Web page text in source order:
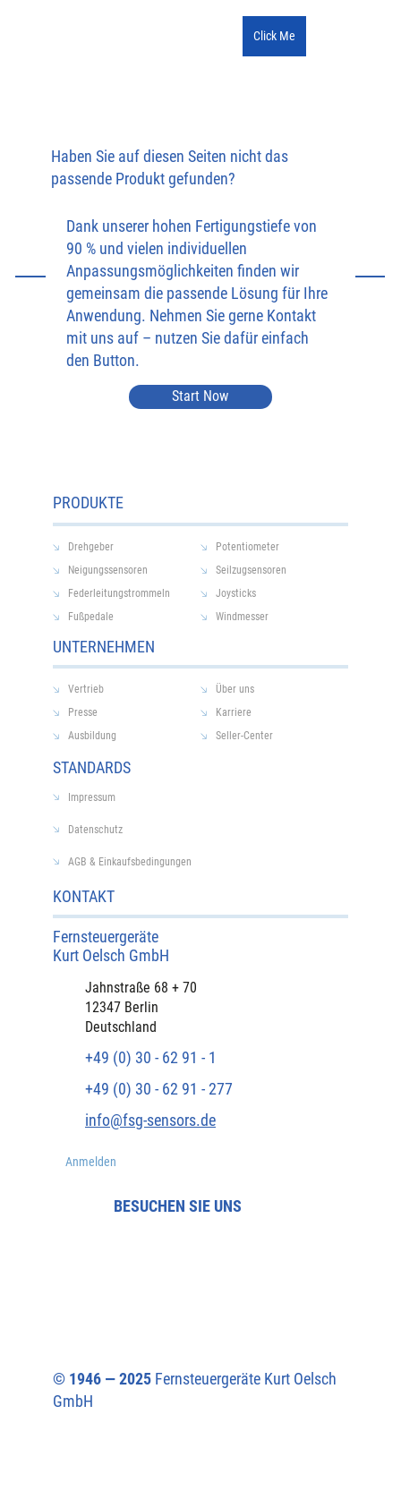
Click Me
Haben Sie auf diesen Seiten nicht das
passende Produkt gefunden?
Dank unserer hohen Fertigungstiefe von
90 % und vielen individuellen
Anpassungsmöglichkeiten finden wir
gemeinsam die passende Lösung für Ihre
Anwendung. Nehmen Sie gerne Kontakt
mit uns auf – nutzen Sie dafür einfach
den Button.
Start Now
PRODUKTE
UNTERNEHMEN
KONTAKT
Drehgeber
Potentiometer
Neigungssensoren
Seilzugsensoren
Federleitungstrommeln
Joysticks
Fußpedale
Windmesser
Fernsteuergeräte
Kurt Oelsch GmbH​
​Jahnstraße 68 + 70
12347 Berlin
Deutschland
+49 (0) 30 - 62 91 - 1
+49 (0) 30 - 62 91 - 277
info@fsg-sensors.de
Anmelden
© 1946 — 2025 Fernsteuergeräte Kurt Oelsch
GmbH​
BESUCHEN SIE UNS
Vertrieb
Über uns
Presse
Karriere
Ausbildung
Seller-Center
STANDARDS
Impressum
Datenschutz
AGB & Einkaufsbedingungen